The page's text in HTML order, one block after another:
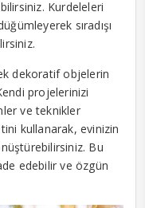
Kurdeleleri
sıradışı
dekoratif objelerin
projelerinizi
ve teknikler
kullanarak, evinizin
Bu
edebilir ve özgün